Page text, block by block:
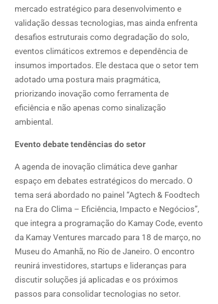
mercado estratégico para desenvolvimento e
validação dessas tecnologias, mas ainda enfrenta
desafios estruturais como degradação do solo,
eventos climáticos extremos e dependência de
insumos importados. Ele destaca que o setor tem
adotado uma postura mais pragmática,
priorizando inovação como ferramenta de
eficiência e não apenas como sinalização
ambiental.
Evento debate tendências do setor
A agenda de inovação climática deve ganhar
espaço em debates estratégicos do mercado. O
tema será abordado no painel “Agtech & Foodtech
na Era do Clima – Eficiência, Impacto e Negócios”,
que integra a programação do Kamay Code, evento
da Kamay Ventures marcado para 18 de março, no
Museu do Amanhã, no Rio de Janeiro. O encontro
reunirá investidores, startups e lideranças para
discutir soluções já aplicadas e os próximos
passos para consolidar tecnologias no setor.